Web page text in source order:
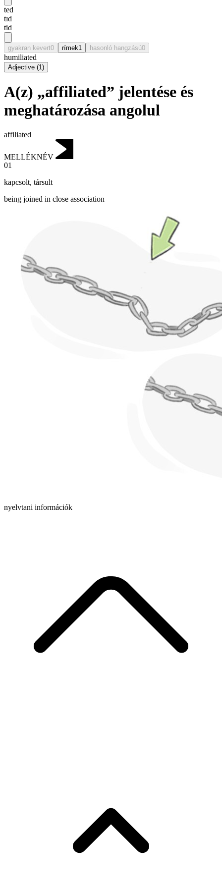
ted
tɪd
tid
gyakran kevert0 rímek1 hasonló hangzású0
humiliated
Adjective (1)
A(z) „affiliated” jelentése és
meghatározása angolul
affiliated
MELLÉKNÉV
01
kapcsolt, társult
being joined in close association
nyelvtani információk